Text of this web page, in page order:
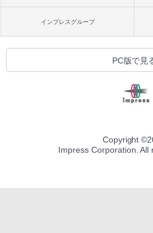
インプレスグループ
PC版で見
Copyright ©
Impress Corporation. All